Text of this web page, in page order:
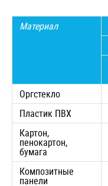
Материал
Оргстекло
Пластик ПВХ
Картон,
пенокартон,
бумага
Композитные
панели